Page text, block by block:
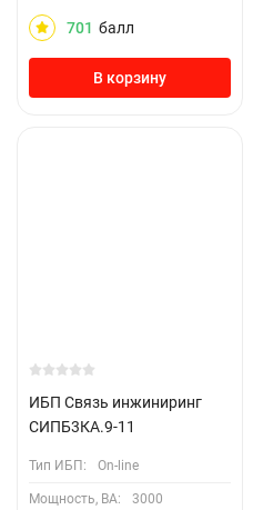
701 балл
В корзину
ИБП Связь инжиниринг
СИПБ3КА.9-11
Тип ИБП: On-line
Мощность, ВА: 3000